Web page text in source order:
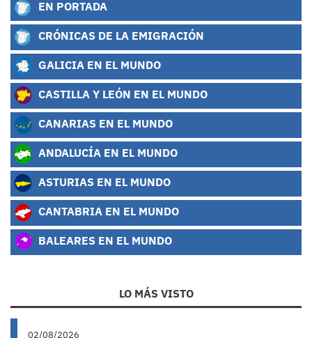
EN PORTADA
CRÓNICAS DE LA EMIGRACIÓN
GALICIA EN EL MUNDO
CASTILLA Y LEÓN EN EL MUNDO
CANARIAS EN EL MUNDO
ANDALUCÍA EN EL MUNDO
ASTURIAS EN EL MUNDO
CANTABRIA EN EL MUNDO
BALEARES EN EL MUNDO
LO MÁS VISTO
02/08/2026